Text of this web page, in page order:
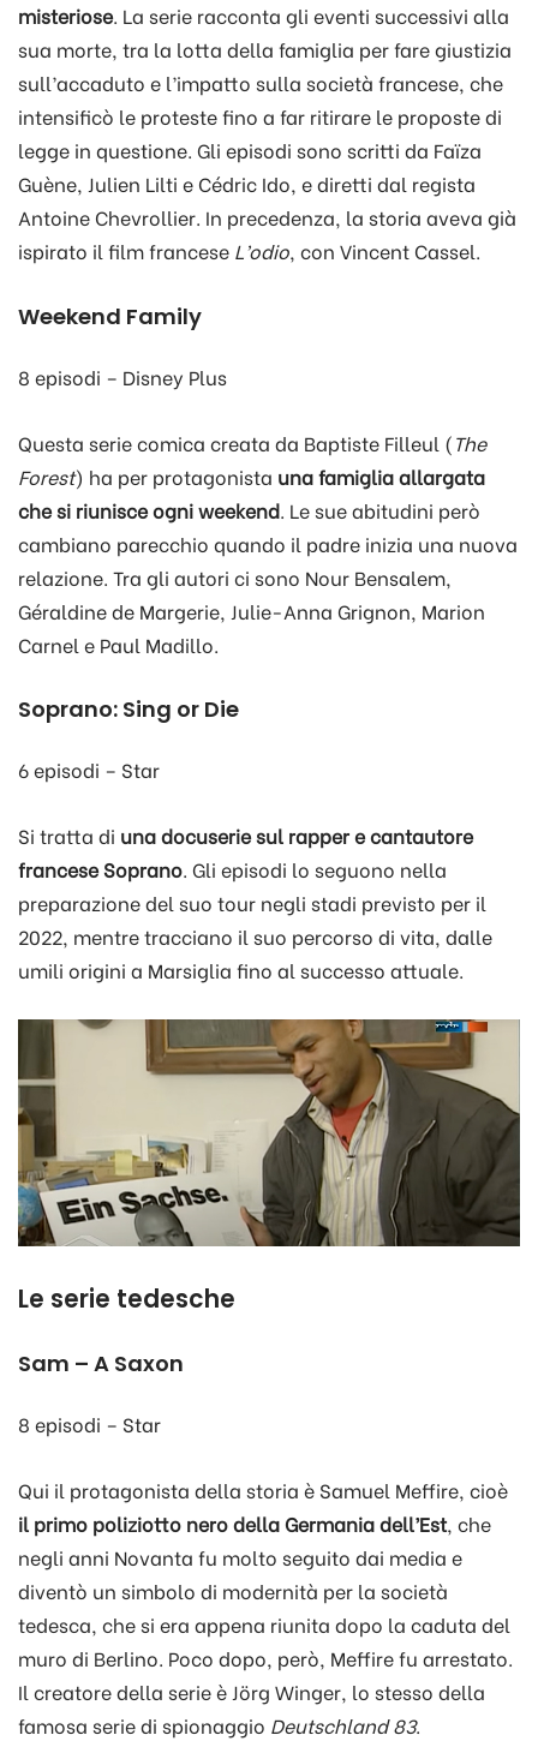
misteriose. La serie racconta gli eventi successivi alla
sua morte, tra la lotta della famiglia per fare giustizia
sull’accaduto e l’impatto sulla società francese, che
intensificò le proteste fino a far ritirare le proposte di
legge in questione. Gli episodi sono scritti da Faïza
Guène, Julien Lilti e Cédric Ido, e diretti dal regista
Antoine Chevrollier. In precedenza, la storia aveva già
ispirato il film francese L’odio, con Vincent Cassel.
Weekend Family
8 episodi – Disney Plus
Questa serie comica creata da Baptiste Filleul (The
Forest) ha per protagonista una famiglia allargata
che si riunisce ogni weekend. Le sue abitudini però
cambiano parecchio quando il padre inizia una nuova
relazione. Tra gli autori ci sono Nour Bensalem,
Géraldine de Margerie, Julie-Anna Grignon, Marion
Carnel e Paul Madillo.
Soprano: Sing or Die
6 episodi – Star
Si tratta di una docuserie sul rapper e cantautore
francese Soprano. Gli episodi lo seguono nella
preparazione del suo tour negli stadi previsto per il
2022, mentre tracciano il suo percorso di vita, dalle
umili origini a Marsiglia fino al successo attuale.
Le serie tedesche
Sam – A Saxon
8 episodi – Star
Qui il protagonista della storia è Samuel Meffire, cioè
il primo poliziotto nero della Germania dell’Est, che
negli anni Novanta fu molto seguito dai media e
diventò un simbolo di modernità per la società
tedesca, che si era appena riunita dopo la caduta del
muro di Berlino. Poco dopo, però, Meffire fu arrestato.
Il creatore della serie è Jörg Winger, lo stesso della
famosa serie di spionaggio Deutschland 83.